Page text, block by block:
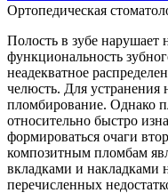
Ортопедическая
Полость в зубе нарушает
функциональность
неадекватное
челюсть. Для устранения
пломбирование. Однако
относительно быстро
формироваться очаги
композитным пломбам
вкладками и накладками
перечисленных